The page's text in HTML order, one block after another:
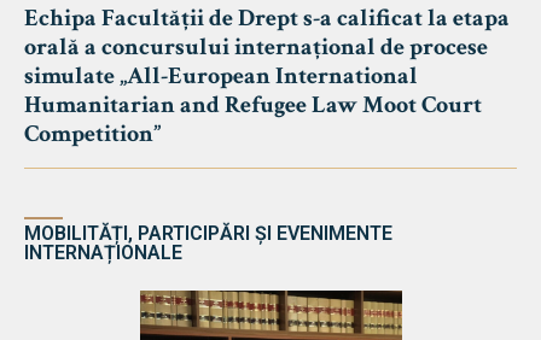
Echipa Facultății de Drept s-a calificat la etapa
orală a concursului internațional de procese
simulate „All-European International
Humanitarian and Refugee Law Moot Court
Competition”
MOBILITĂȚI, PARTICIPĂRI ȘI EVENIMENTE
INTERNAȚIONALE